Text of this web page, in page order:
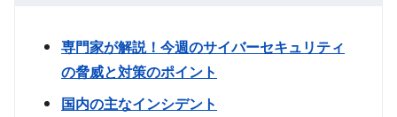
専門家が解説！今週のサイバーセキュリティ
の脅威と対策のポイント
国内の主なインシデント